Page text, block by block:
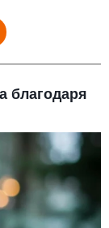
благодаря